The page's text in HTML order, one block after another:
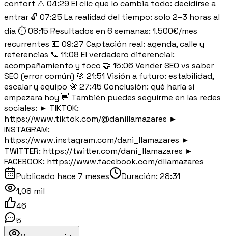
confort ⚠️ 04:29 El clic que lo cambia todo: decidirse a
entrar 🔓 07:25 La realidad del tiempo: solo 2–3 horas al
día ⏱️ 08:15 Resultados en 6 semanas: 1.500€/mes
recurrentes 💶 09:27 Captación real: agenda, calle y
referencias 📞 11:08 El verdadero diferencial:
acompañamiento y foco 🤝 15:06 Vender SEO vs saber
SEO (error común) 🎯 21:51 Visión a futuro: estabilidad,
escalar y equipo 🚀 27:45 Conclusión: qué haría si
empezara hoy 👋 También puedes seguirme en las redes
sociales: ► TIKTOK:
https://www.tiktok.com/@danillamazares ►
INSTAGRAM:
https://www.instagram.com/dani_llamazares ►
TWITTER: https://twitter.com/dani_llamazares ►
FACEBOOK: https://www.facebook.com/dllamazares
Publicado hace 7 meses Duración: 28:31
1,08 mil
46
5